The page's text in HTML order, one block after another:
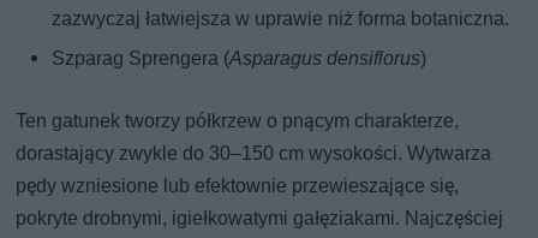
zazwyczaj łatwiejsza w uprawie niż forma botaniczna.
Szparag Sprengera (Asparagus densiflorus)
Ten gatunek tworzy półkrzew o pnącym charakterze,
dorastający zwykle do 30–150 cm wysokości. Wytwarza
pędy wzniesione lub efektownie przewieszające się,
pokryte drobnymi, igiełkowatymi gałęziakami. Najczęściej